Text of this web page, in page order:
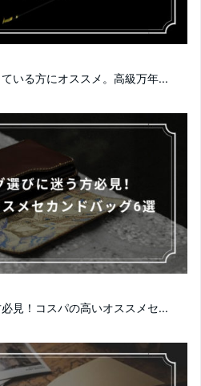
いる方にオススメ。高級万年...
見！コスパの高いオススメセ...